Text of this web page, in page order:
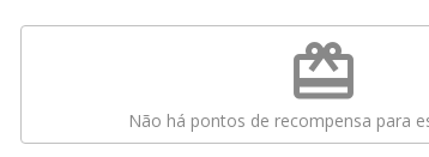
redeem
Não há pontos de recompensa para